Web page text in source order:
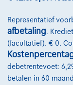
BMW 420 i
Representatief
afbetaling .
(facultatief): € 0.
debetrentevoet:
betalen in 60